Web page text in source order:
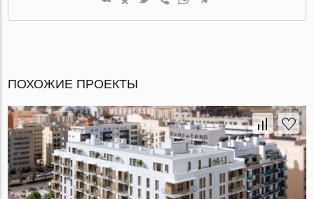
ПОХОЖИЕ ПРОЕКТЫ